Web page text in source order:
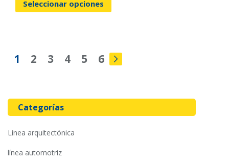
Categorías
línea arquitectónica
línea automotriz
Seleccionar opciones
1 2 3 4 5 6